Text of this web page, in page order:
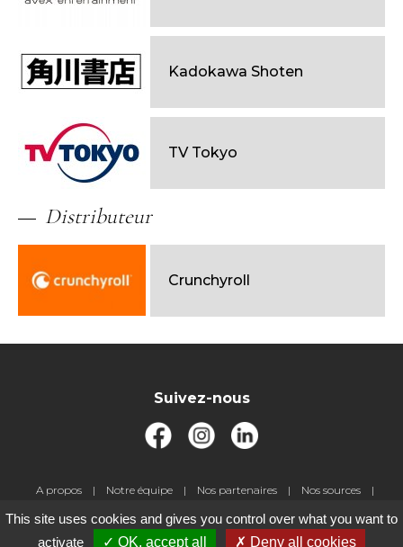
Kadokawa Shoten
TV Tokyo
Distributeur
Crunchyroll
Suivez-nous
Pied
page
A propos Notre équipe Nos partenaires
Nos sources
Livre d'or
Jeux-concours Contact
Gestion des cookies
Mentions légales
This site uses cookies and gives you control over what you want to
activate
OK, accept all Deny all cookies